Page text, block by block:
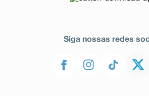
Siga nossas redes